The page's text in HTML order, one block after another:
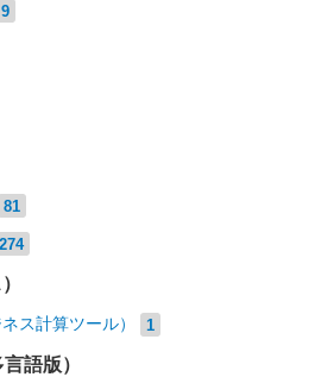
9
81
274
ス計算ツール） 1
語版）